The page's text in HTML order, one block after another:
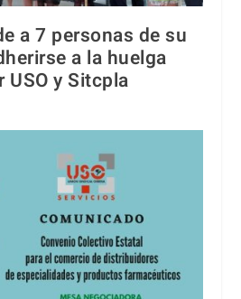
a 7 personas de su
a la huelga
y Sitcpla